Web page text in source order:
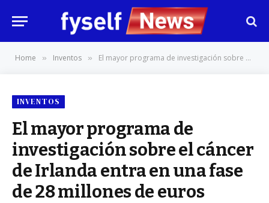
Home » Inventos » El mayor programa de investigación sobre el cáncer de Irlanda entra en una fase de 28 millones de euros
INVENTOS
El mayor programa de
investigación sobre el cáncer
de Irlanda entra en una fase
de 28 millones de euros